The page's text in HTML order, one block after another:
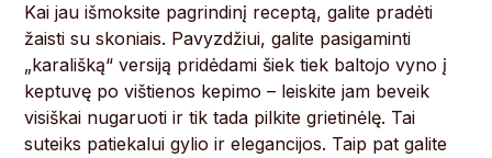
Kai jau išmoksite pagrindinį receptą, galite pradėti
žaisti su skoniais. Pavyzdžiui, galite pasigaminti
„karališką“ versiją pridėdami šiek tiek baltojo vyno į
keptuvę po vištienos kepimo – leiskite jam beveik
visiškai nugaruoti ir tik tada pilkite grietinėlę. Tai
suteiks patiekalui gylio ir elegancijos. Taip pat galite